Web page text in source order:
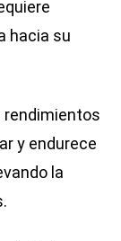
hacia su
rendimientos
y endurece
la